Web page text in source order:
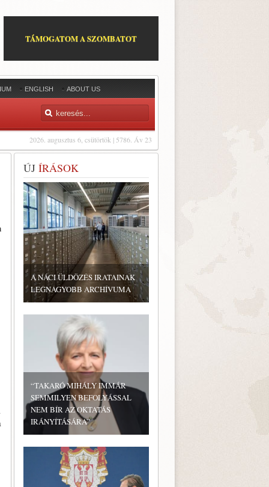
TÁMOGATOM A SZOMBATOT
ENGLISH ABOUT US
2026. augusztus 6, csütörtök | 5786. Áv 23
ÚJ ÍRÁSOK
A NÁCI ÜLDÖZÉS IRATAINAK
LEGNAGYOBB ARCHÍVUMA
“TAKARÓ MIHÁLY IMMÁR
SEMMILYEN BEFOLYÁSSAL
NEM BÍR AZ OKTATÁS
IRÁNYÍTÁSÁRA”